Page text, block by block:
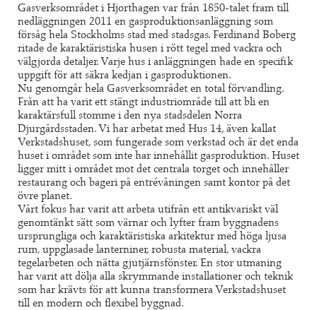
Gasverksområdet i Hjorthagen var från 1850-talet fram till
nedläggningen 2011 en gasproduktionsanläggning som
försåg hela Stockholms stad med stadsgas. Ferdinand Boberg
ritade de karaktäristiska husen i rött tegel med vackra och
välgjorda detaljer. Varje hus i anläggningen hade en specifik
uppgift för att säkra kedjan i gasproduktionen.
Nu genomgår hela Gasverksområdet en total förvandling.
Från att ha varit ett stängt industriområde till att bli en
karaktärsfull stomme i den nya stadsdelen Norra
Djurgårdsstaden. Vi har arbetat med Hus 14, även kallat
Verkstadshuset, som fungerade som verkstad och är det enda
huset i området som inte har innehållit gasproduktion. Huset
ligger mitt i området mot det centrala torget och innehåller
restaurang och bageri på entrévåningen samt kontor på det
övre planet.
Vårt fokus har varit att arbeta utifrån ett antikvariskt väl
genomtänkt sätt som värnar och lyfter fram byggnadens
ursprungliga och karaktäristiska arkitektur med höga ljusa
rum, uppglasade lanterniner, robusta material, vackra
tegelarbeten och nätta gjutjärnsfönster. En stor utmaning
har varit att dölja alla skrymmande installationer och teknik
som har krävts för att kunna transformera Verkstadshuset
till en modern och flexibel byggnad.